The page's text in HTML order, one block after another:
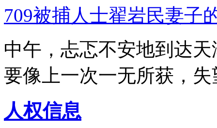
709被捕人士翟岩民妻子
中午，忐忑不安地到达
要像上一次一无所获，
人权信息